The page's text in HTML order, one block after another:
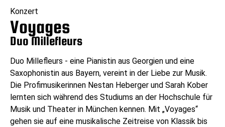
Konzert
Voyages
Duo Millefleurs
Duo Millefleurs - eine Pianistin aus Georgien und eine
Saxophonistin aus Bayern, vereint in der Liebe zur Musik.
Die Profimusikerinnen Nestan Heberger und Sarah Kober
lernten sich während des Studiums an der Hochschule für
Musik und Theater in München kennen. Mit „Voyages“
gehen sie auf eine musikalische Zeitreise von Klassik bis